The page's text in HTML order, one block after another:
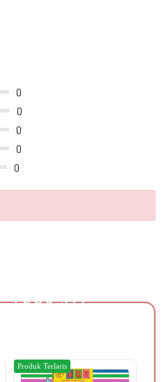
0
0
0
0
0
TERKAIT
Produk Terlaris